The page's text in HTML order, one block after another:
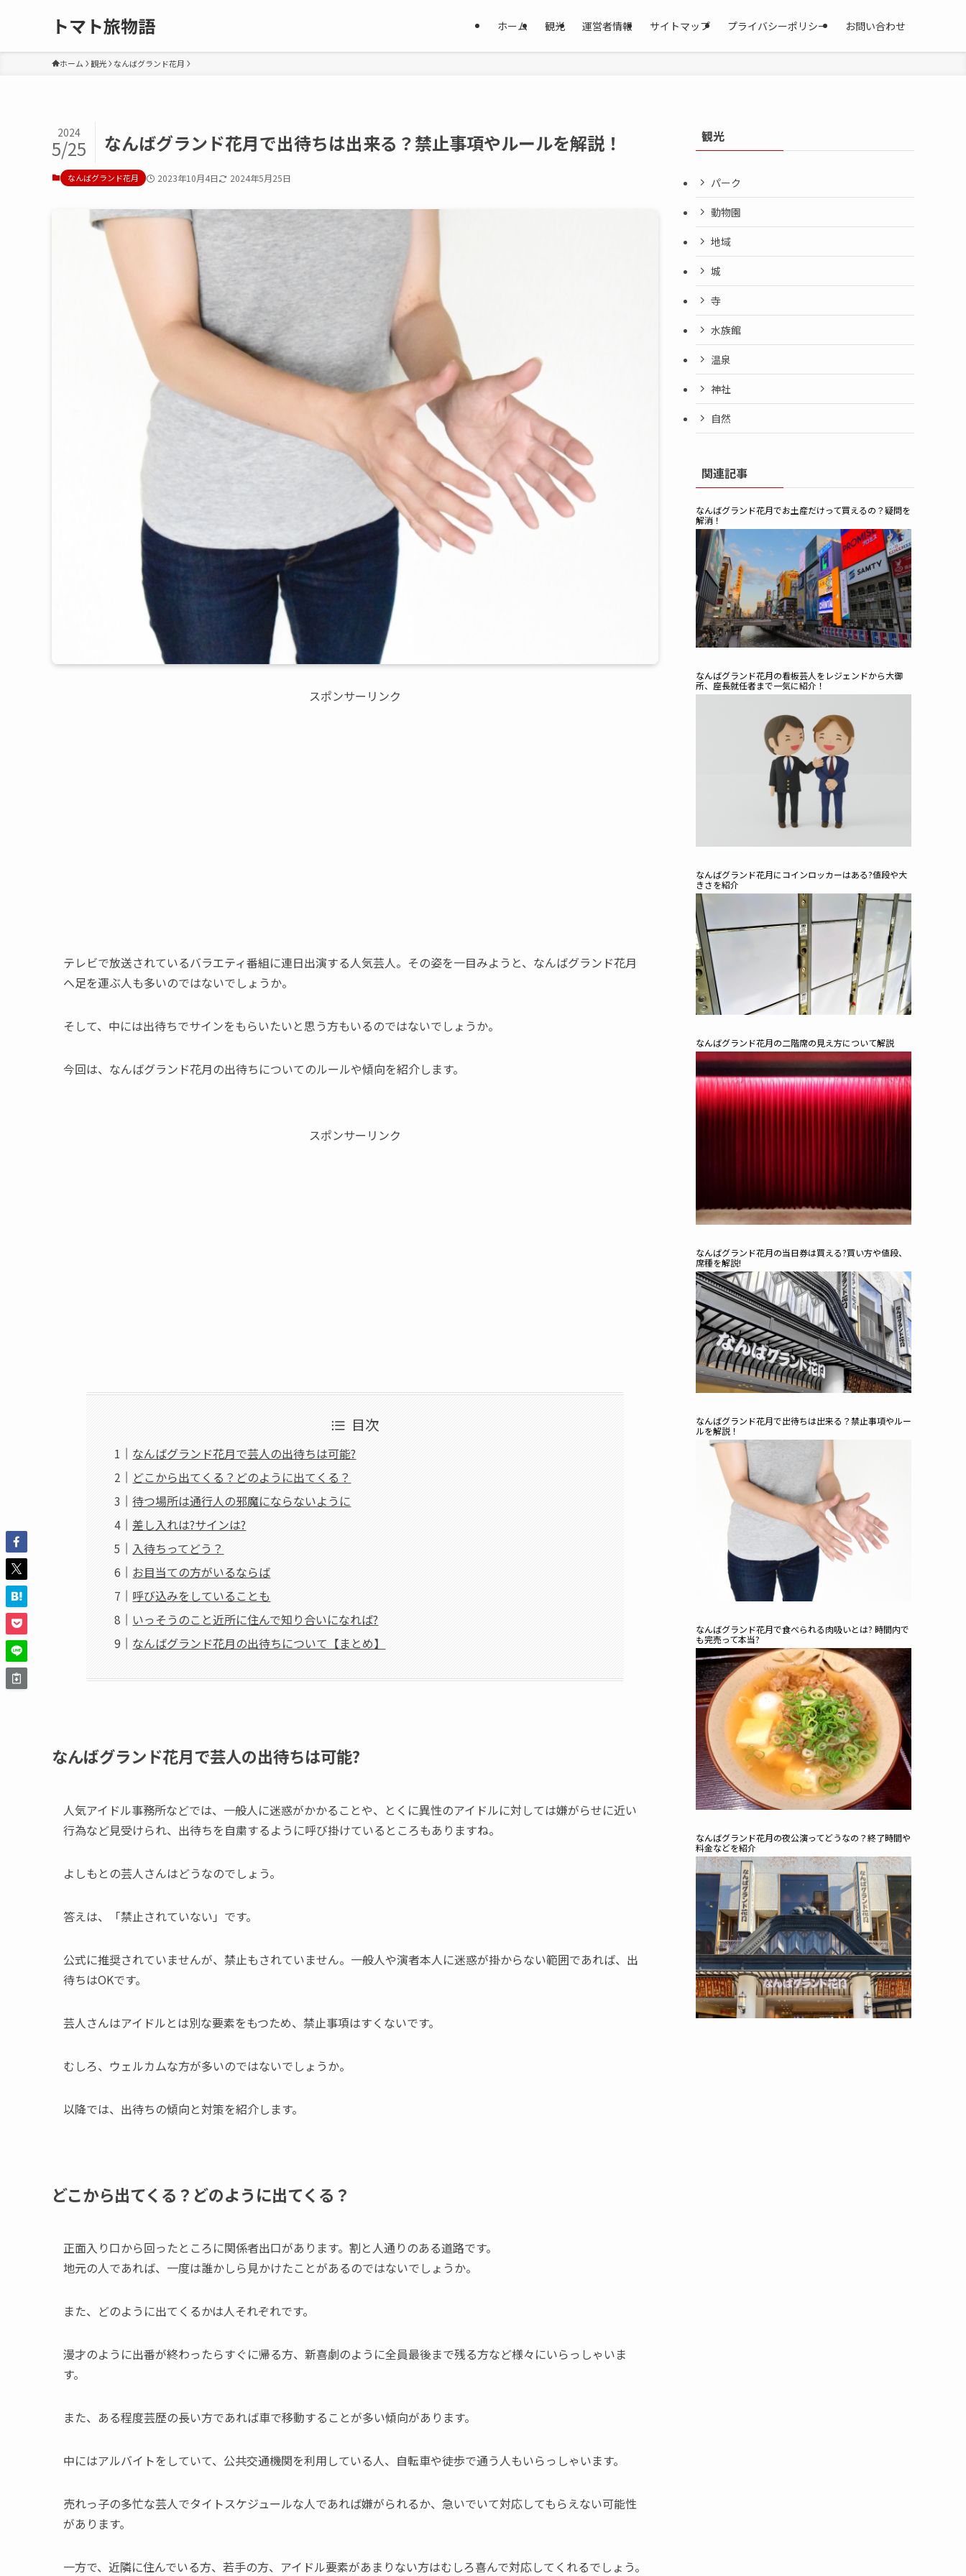
トマト旅物語 ホーム 観光 運営者情報 サイトマップ プライバシーポリシー お問い合わせ
ホーム 観光 なんばグランド花月
なんばグランド花月で出待ちは出来る？禁止事項やルールを解説！
2024
5/25
なんばグランド花月 2023年10月4日 2024年5月25日
スポンサーリンク
テレビで放送されているバラエティ番組に連日出演する人気芸人。その姿を一目みようと、なんばグランド花月
へ足を運ぶ人も多いのではないでしょうか。
そして、中には出待ちでサインをもらいたいと思う方もいるのではないでしょうか。
今回は、なんばグランド花月の出待ちについてのルールや傾向を紹介します。
スポンサーリンク
目次
なんばグランド花月で芸人の出待ちは可能?
どこから出てくる？どのように出てくる？
待つ場所は通行人の邪魔にならないように
差し入れは?サインは?
入待ちってどう？
お目当ての方がいるならば
呼び込みをしていることも
いっそうのこと近所に住んで知り合いになれば?
なんばグランド花月の出待ちについて【まとめ】
なんばグランド花月で芸人の出待ちは可能?
人気アイドル事務所などでは、一般人に迷惑がかかることや、とくに異性のアイドルに対しては嫌がらせに近い
行為など見受けられ、出待ちを自粛するように呼び掛けているところもありますね。
よしもとの芸人さんはどうなのでしょう。
答えは、「禁止されていない」です。
公式に推奨されていませんが、禁止もされていません。一般人や演者本人に迷惑が掛からない範囲であれば、出
待ちはOKです。
芸人さんはアイドルとは別な要素をもつため、禁止事項はすくないです。
むしろ、ウェルカムな方が多いのではないでしょうか。
以降では、出待ちの傾向と対策を紹介します。
どこから出てくる？どのように出てくる？
正面入り口から回ったところに関係者出口があります。割と人通りのある道路です。
地元の人であれば、一度は誰かしら見かけたことがあるのではないでしょうか。
また、 どのように出てくるかは人それぞれです。
漫才のように出番が終わったらすぐに帰る方、新喜劇のように全員最後まで残る方など様々にいらっしゃいま
す。
また、ある程度芸歴の長い方であれば車で移動することが多い傾向があります。
中にはアルバイトをしていて、公共交通機関を利用している人、自転車や徒歩で通う人もいらっしゃいます。
売れっ子の多忙な芸人でタイトスケジュールな人であれば嫌がられるか、急いでいて対応してもらえない可能性
があります。
一方で、近隣に住んでいる方、若手の方、アイドル要素があまりない方はむしろ喜んで対応してくれるでしょう。
観光
パーク
動物園
地域
城
寺
水族館
温泉
神社
自然
関連記事
なんばグランド花月でお土産だけって買えるの？疑問を
解消！
なんばグランド花月の看板芸人をレジェンドから大御
所、座長就任者まで一気に紹介！
なんばグランド花月にコインロッカーはある?値段や大
きさを紹介
なんばグランド花月の二階席の見え方について解説
なんばグランド花月の当日券は買える?買い方や値段、
席種を解説!
なんばグランド花月で出待ちは出来る？禁止事項やルー
ルを解説！
なんばグランド花月で食べられる肉吸いとは? 時間内で
も完売って本当?
なんばグランド花月の夜公演ってどうなの？終了時間や
料金などを紹介